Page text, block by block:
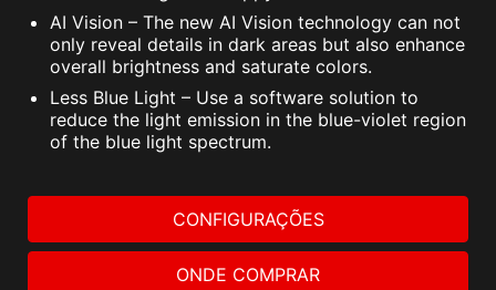
AI Vision – The new AI Vision technology can not
only reveal details in dark areas but also enhance
overall brightness and saturate colors.
Less Blue Light – Use a software solution to
reduce the light emission in the blue-violet region
of the blue light spectrum.
CONFIGURAÇÕES
ONDE COMPRAR